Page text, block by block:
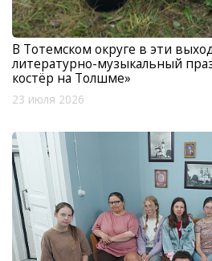
В Тотемском округе в эти
литературно-музыкальный
костёр на Толшме»
23 июля 2026